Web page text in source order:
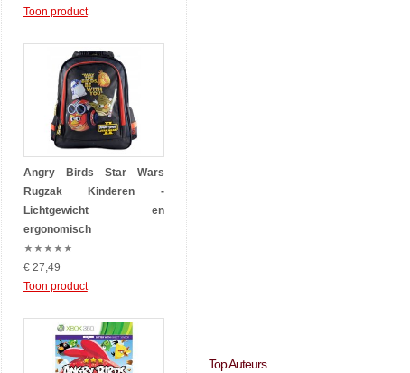
Toon product
Angry Birds Star Wars
Rugzak Kinderen -
Lichtgewicht en
ergonomisch
★★★★★
€ 27,49
Toon product
Top Auteurs